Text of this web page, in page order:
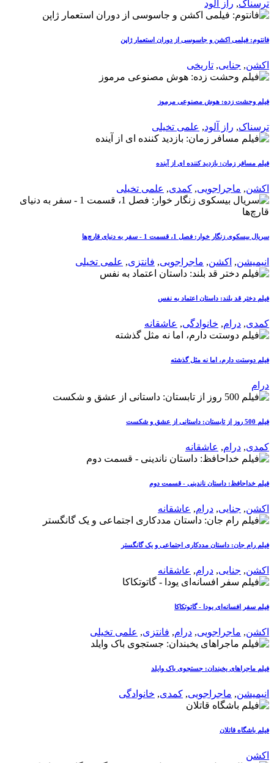
ترسناک, راز آلود
فانتوم: فیلمی اکشن و جاسوسی از دوران استعمار ژاپن
اکشن, جنایی, تاریخی
فیلم وحشت زده: هوش مصنوعی مرموز
ترسناک, راز آلود, علمی تخیلی
فیلم مسافر زمان: بازدید کننده ای از آینده
اکشن, ماجراجویی, کمدی, علمی تخیلی
سریال بیسکوی زنگار خوار: فصل 1، قسمت 1 - سفر به دنیای قارچ‌ها
انیمیشن, اکشن, ماجراجویی, فانتزی, علمی تخیلی
فیلم دختر قد بلند: داستان اعتماد به نفس
کمدی, درام, خانوادگی, عاشقانه
فیلم دوستت دارم، اما نه مثل گذشته
درام
فیلم 500 روز از تابستان: داستانی از عشق و شکست
کمدی, درام, عاشقانه
فیلم خداحافظ: داستان ناندینی - قسمت دوم
اکشن, جنایی, درام, عاشقانه
فیلم رام جان: داستان مددکاری اجتماعی و یک گانگستر
اکشن, جنایی, درام, عاشقانه
فیلم سفر افسانه‌ای یودا - گاتوتکاکا
اکشن, ماجراجویی, درام, فانتزی, علمی تخیلی
فیلم ماجراهای یخبندان: جستجوی باک وایلد
انیمیشن, ماجراجویی, کمدی, خانوادگی
فیلم باشگاه قاتلان
اکشن